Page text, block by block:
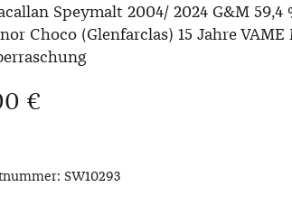
Speymalt 2004/ 2024 G&M 59,4
Choco (Glenfarclas) 15 Jahre VAME
Preis:
€
SW10293